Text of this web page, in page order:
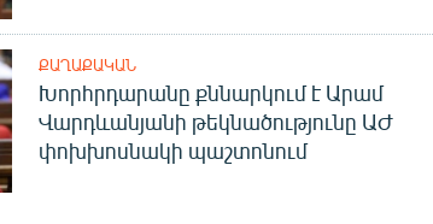
ՔԱՂԱՔԱԿԱՆ
Խորհրդարանը քննարկում է Արամ
Վարդևանյանի թեկնածությունը ԱԺ
փոխխոսնակի պաշտոնում